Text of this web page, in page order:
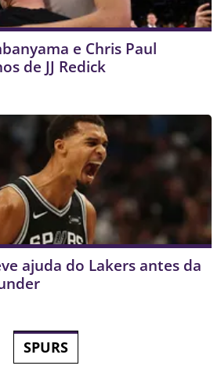
e Chris Paul
de JJ Redick
ajuda do Lakers antes da
SPURS